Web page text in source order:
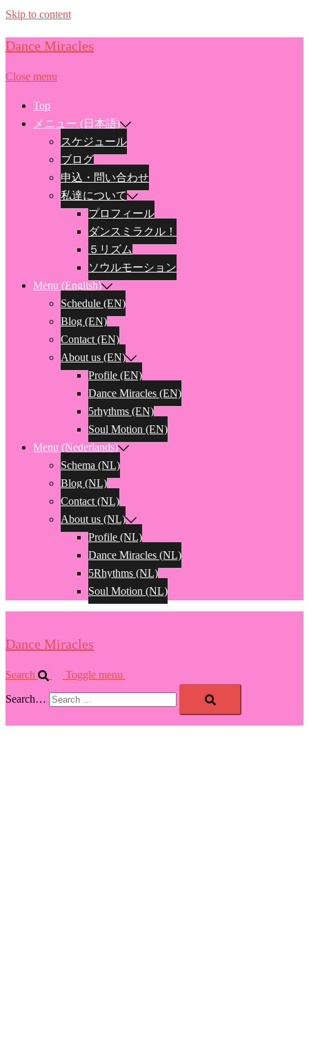
Skip to content
Dance Miracles
Close menu
Top
メニュー (日本語)
スケジュール
ブログ
申込・問い合わせ
私達について
プロフィール
ダンスミラクル！
５リズム
ソウルモーション
Menu (English)
Schedule (EN)
Blog (EN)
Contact (EN)
About us (EN)
Profile (EN)
Dance Miracles (EN)
5rhythms (EN)
Soul Motion (EN)
Menu (Nederlands)
Schema (NL)
Blog (NL)
Contact (NL)
About us (NL)
Profile (NL)
Dance Miracles (NL)
5Rhythms (NL)
Soul Motion (NL)
Dance Miracles
Search Toggle menu
Search…